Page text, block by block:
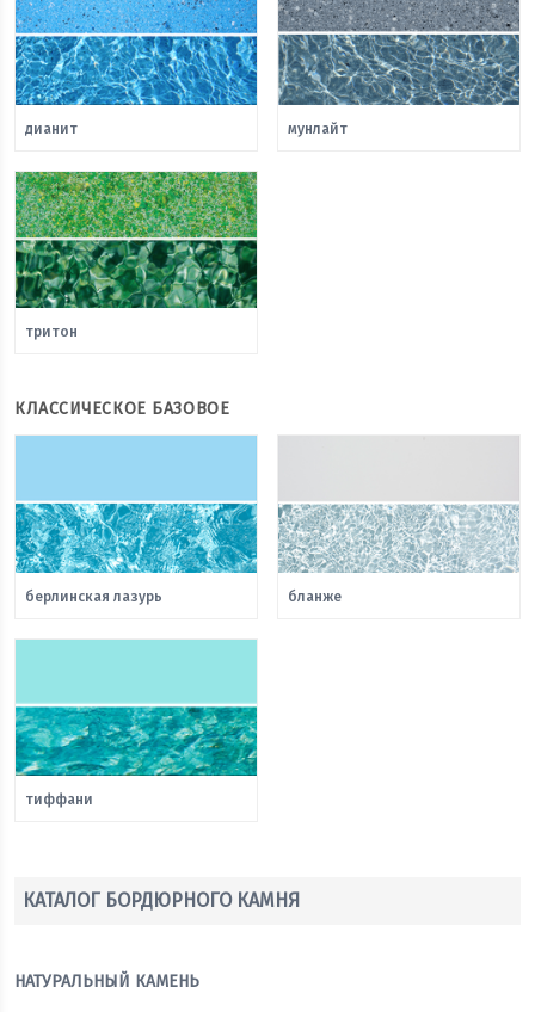
дианит мунлайт
тритон
КЛАССИЧЕСКОЕ БАЗОВОЕ
берлинская лазурь бланже
тиффани
КАТАЛОГ БОРДЮРНОГО КАМНЯ
НАТУРАЛЬНЫЙ КАМЕНЬ